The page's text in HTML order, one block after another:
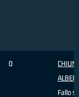
0
Fallo